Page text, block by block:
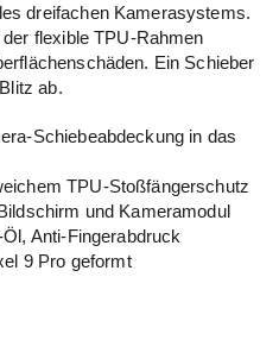
dreifachen Kamerasystems.
flexible TPU-Rahmen
Ein Schieber
ab.
Schiebeabdeckung in das
TPU-Stoßfängerschutz
und Kameramodul
Anti-Fingerabdruck
9 Pro geformt